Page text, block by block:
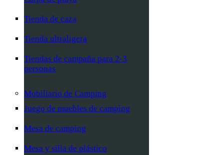
Tienda de caza
Tienda ultraligera
Tiendas de campaña para 2-3
personas
Mobiliario de Camping
Juego de muebles de camping
Mesa de camping
Mesa y silla de plástico